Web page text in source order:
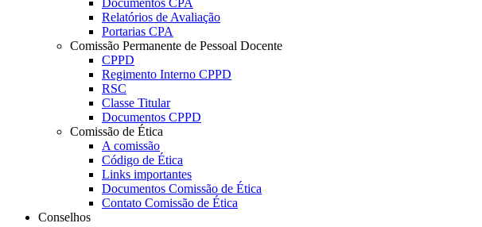
Relatórios de Avaliação
Portarias CPA
Comissão Permanente de Pessoal Docente
CPPD
Regimento Interno CPPD
RSC
Classe Titular
Documentos CPPD
Comissão de Ética
A comissão
Código de Ética
Links importantes
Documentos Comissão de Ética
Contato Comissão de Ética
Conselhos